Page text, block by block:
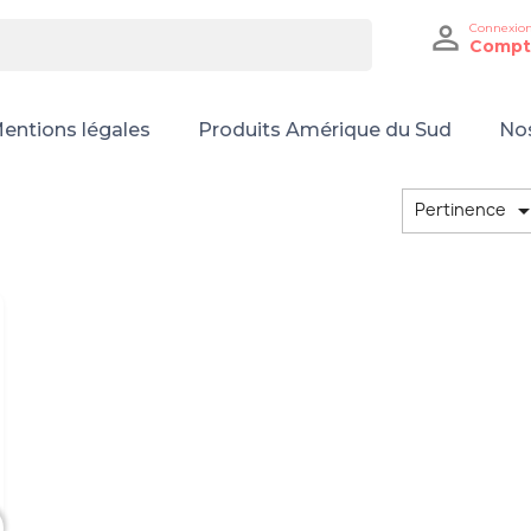
 Connexion
légales Produits Amérique du Sud
Pertinence 